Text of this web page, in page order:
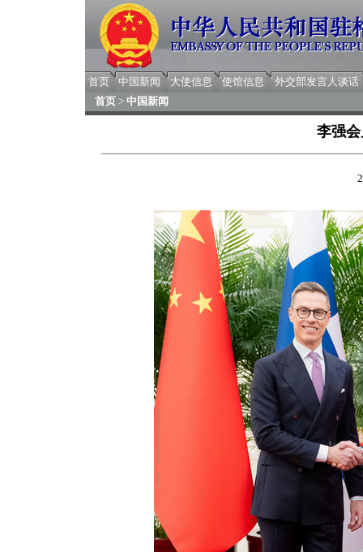
首页 中国新闻 大使信息 使馆信息
外交部发言人谈话
首页 > 中国新闻
李强